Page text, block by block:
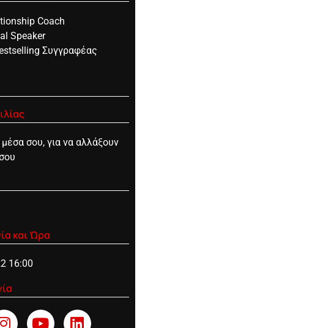
Coach
Speaker
Συγγραφέας
σου, για να αλλάξουν
και Ώρα
16:00